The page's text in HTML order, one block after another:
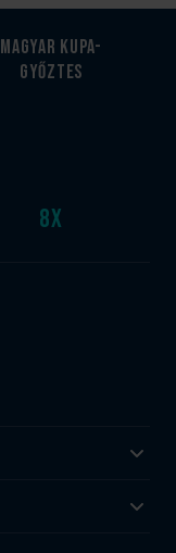
Magyar kupa-
győztes
8x